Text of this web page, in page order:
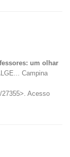
um olhar
Campina
Acesso